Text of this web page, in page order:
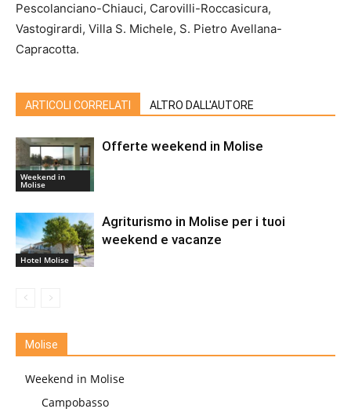
Pescolanciano-Chiauci, Carovilli-Roccasicura,
Vastogirardi, Villa S. Michele, S. Pietro Avellana-
Capracotta.
ARTICOLI CORRELATI ALTRO DALL'AUTORE
Weekend in
Molise
Offerte weekend in Molise
Hotel Molise
Agriturismo in Molise per i tuoi
weekend e vacanze
Molise
Weekend in Molise
Campobasso